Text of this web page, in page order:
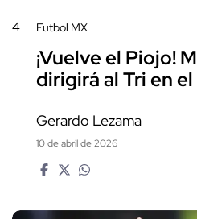
4 Futbol MX
¡Vuelve el Piojo!
dirigirá al Tri en
Gerardo Lezama
10 de abril de 2026